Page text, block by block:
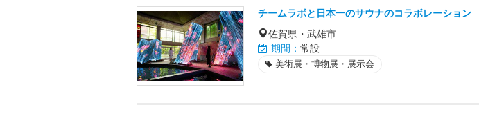
チームラボと日本一のサウナのコラボレーション
佐賀県・武雄市
期間： 常設
美術展・博物展・展示会